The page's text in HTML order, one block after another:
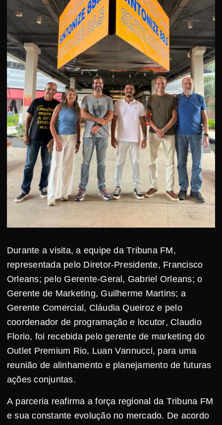
Durante a visita, a equipe da Tribuna FM,
representada pelo Diretor-Presidente, Francisco
Orleans; pelo Gerente-Geral, Gabriel Orleans; o
Gerente de Marketing, Guilherme Martins; a
Gerente Comercial, Cláudia Queiroz e pelo
coordenador de programação e locutor, Claudio
Florio, foi recebida pelo gerente de marketing do
Outlet Premium Rio, Luan Vannucci, para uma
reunião de alinhamento e planejamento de futuras
ações conjuntas.
A parceria reafirma a força regional da Tribuna FM
e sua constante evolução no mercado. De acordo